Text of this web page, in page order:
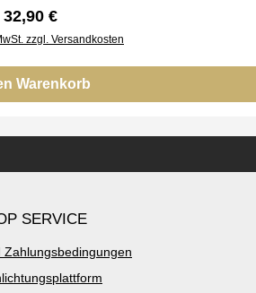
Regulärer Preis:
32,90 €
zzgl. Versandkosten
Warenkorb
SERVICE
Zahlungsbedingungen